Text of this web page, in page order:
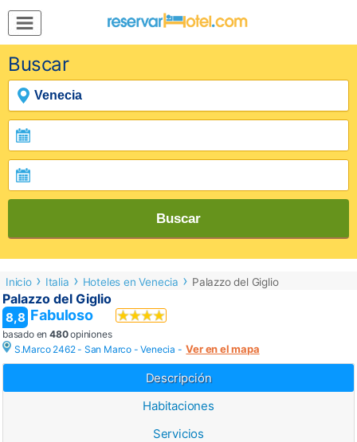
MENÚ
Inicio
Mi
Reserva
Grupos
Inspírate
Buscar
Buscar
Inicio Italia Hoteles en Venecia Palazzo del Giglio
Palazzo del Giglio
8,8 Fabuloso
basado en 480opiniones
S.Marco 2462 - San Marco -Venecia - Ver en el mapa
Descripción
Habitaciones
Servicios